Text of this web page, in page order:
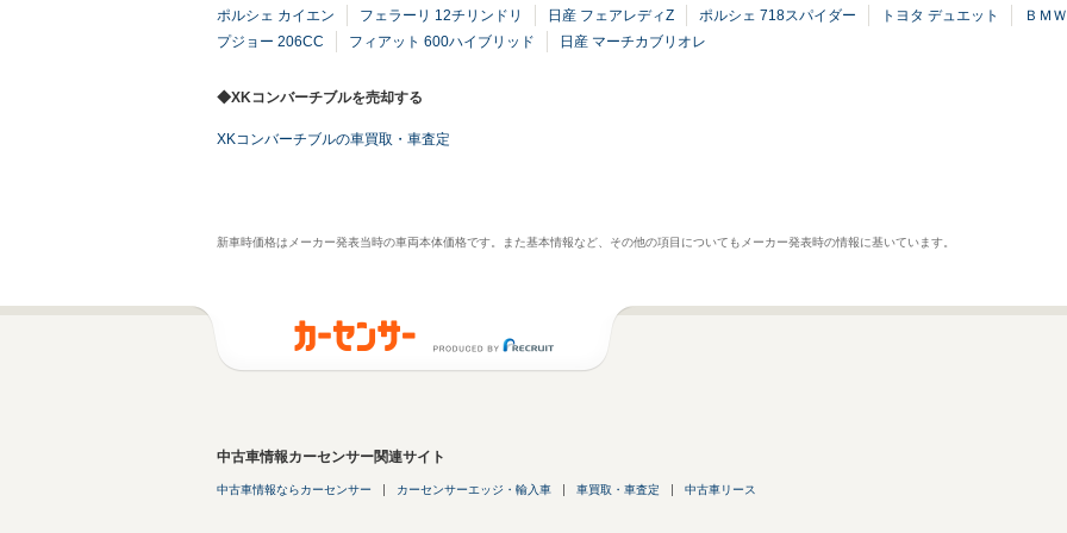
ポルシェ カイエン フェラーリ 12チリンドリ 日産 フェアレディZ ポルシェ 718スパイダー トヨタ デュエット ＢＭ
プジョー 206CC
フィアット 600ハイブリッド 日産 マーチカブリオレ
◆XKコンバーチブルを売却する
XKコンバーチブルの車買取・車査定
新車時価格はメーカー発表当時の車両本体価格です。また基本情報など、その他の項目についてもメーカー発表時の情報に基いています。
中古車情報カーセンサー関連サイト
中古車情報ならカーセンサー カーセンサーエッジ・輸入車 車買取・車査定 中古車リース